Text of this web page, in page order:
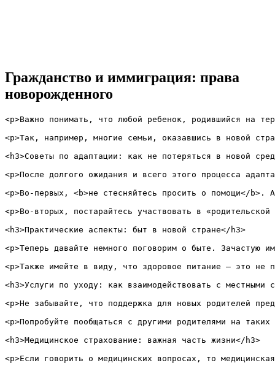
Гражданство и иммиграция: права
новорожденного
<p>Важно понимать, что любой ребенок, родившийся на
<p>Так, например, многие семьи, оказавшись в новой
<h3>Советы по адаптации: как не потеряться в новой
<p>После долгого ожидания и всего этого процесса
<p>Во-первых, <b>не стесняйтесь просить о помощи</
<p>Во-вторых, постарайтесь участвовать в
<h3>Практические аспекты: быт в новой стране</h3>
<p>Теперь давайте немного поговорим о быте. Зачастую
<p>Также имейте в виду, что здоровое питание – это не
<h3>Услуги по уходу: как взаимодействовать с местными
<p>Не забывайте, что поддержка для новых родителей
<p>Попробуйте пообщаться с другими родителями на
<h3>Медицинское страхование: важная часть жизни</h3>
<p>Если говорить о медицинских вопросах, то